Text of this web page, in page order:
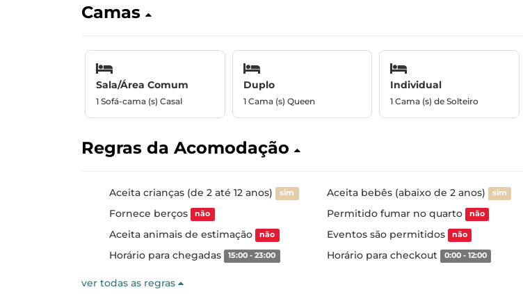
Camas
Sala/Área Comum
1 Sofá-cama (s) Casal
Duplo
1 Cama (s) Queen
Individual
1 Cama (s) de Solteiro
Regras da Acomodação
Aceita crianças (de 2 até 12 anos) sim Aceita bebês (abaixo de 2 anos) sim
Fornece berços não Permitido fumar no quarto não
Aceita animais de estimação não Eventos são permitidos não
Horário para chegadas 15:00 - 23:00 Horário para checkout 0:00 - 12:00
ver todas as regras